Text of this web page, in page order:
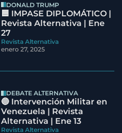
DONALD TRUMP
🟦 IMPASE DIPLOMÁTICO |
Revista Alternativa | Ene
27
Revista Alternativa
enero 27, 2025
DEBATE ALTERNATIVA
🔵 Intervención Militar en
Venezuela | Revista
Alternativa | Ene 13
Revista Alternativa